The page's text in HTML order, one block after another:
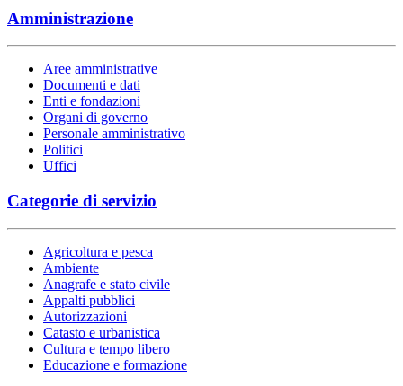
Amministrazione
Aree amministrative
Documenti e dati
Enti e fondazioni
Organi di governo
Personale amministrativo
Politici
Uffici
Categorie di servizio
Agricoltura e pesca
Ambiente
Anagrafe e stato civile
Appalti pubblici
Autorizzazioni
Catasto e urbanistica
Cultura e tempo libero
Educazione e formazione